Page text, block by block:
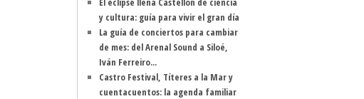
y cultura: guía para vivir el gran día
La guía de conciertos para cambiar
de mes: del Arenal Sound a Siloé,
Iván Ferreiro...
Castro Festival, Títeres a la Mar y
cuentacuentos: la agenda familiar